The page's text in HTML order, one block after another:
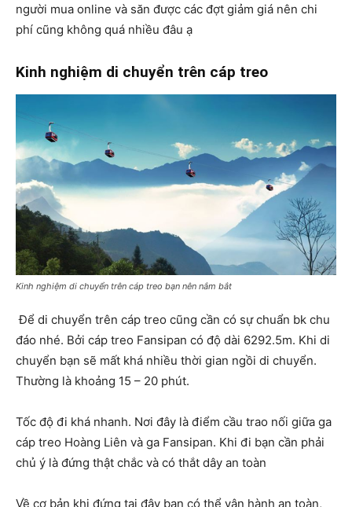
người mua online và săn được các đợt giảm giá nên chi
phí cũng không quá nhiều đâu ạ
Kinh nghiệm di chuyển trên cáp treo
Kinh nghiệm di chuyển trên cáp treo bạn nên nắm bắt
Để di chuyển trên cáp treo cũng cần có sự chuẩn bk chu
đáo nhé. Bởi cáp treo Fansipan có độ dài 6292.5m. Khi di
chuyển bạn sẽ mất khá nhiều thời gian ngồi di chuyển.
Thường là khoảng 15 – 20 phút.
Tốc độ đi khá nhanh. Nơi đây là điểm cầu trao nối giữa ga
cáp treo Hoàng Liên và ga Fansipan. Khi đi bạn cần phải
chủ ý là đứng thật chắc và có thắt dây an toàn
Về cơ bản khi đứng tại đây bạn có thể vận hành an toàn,